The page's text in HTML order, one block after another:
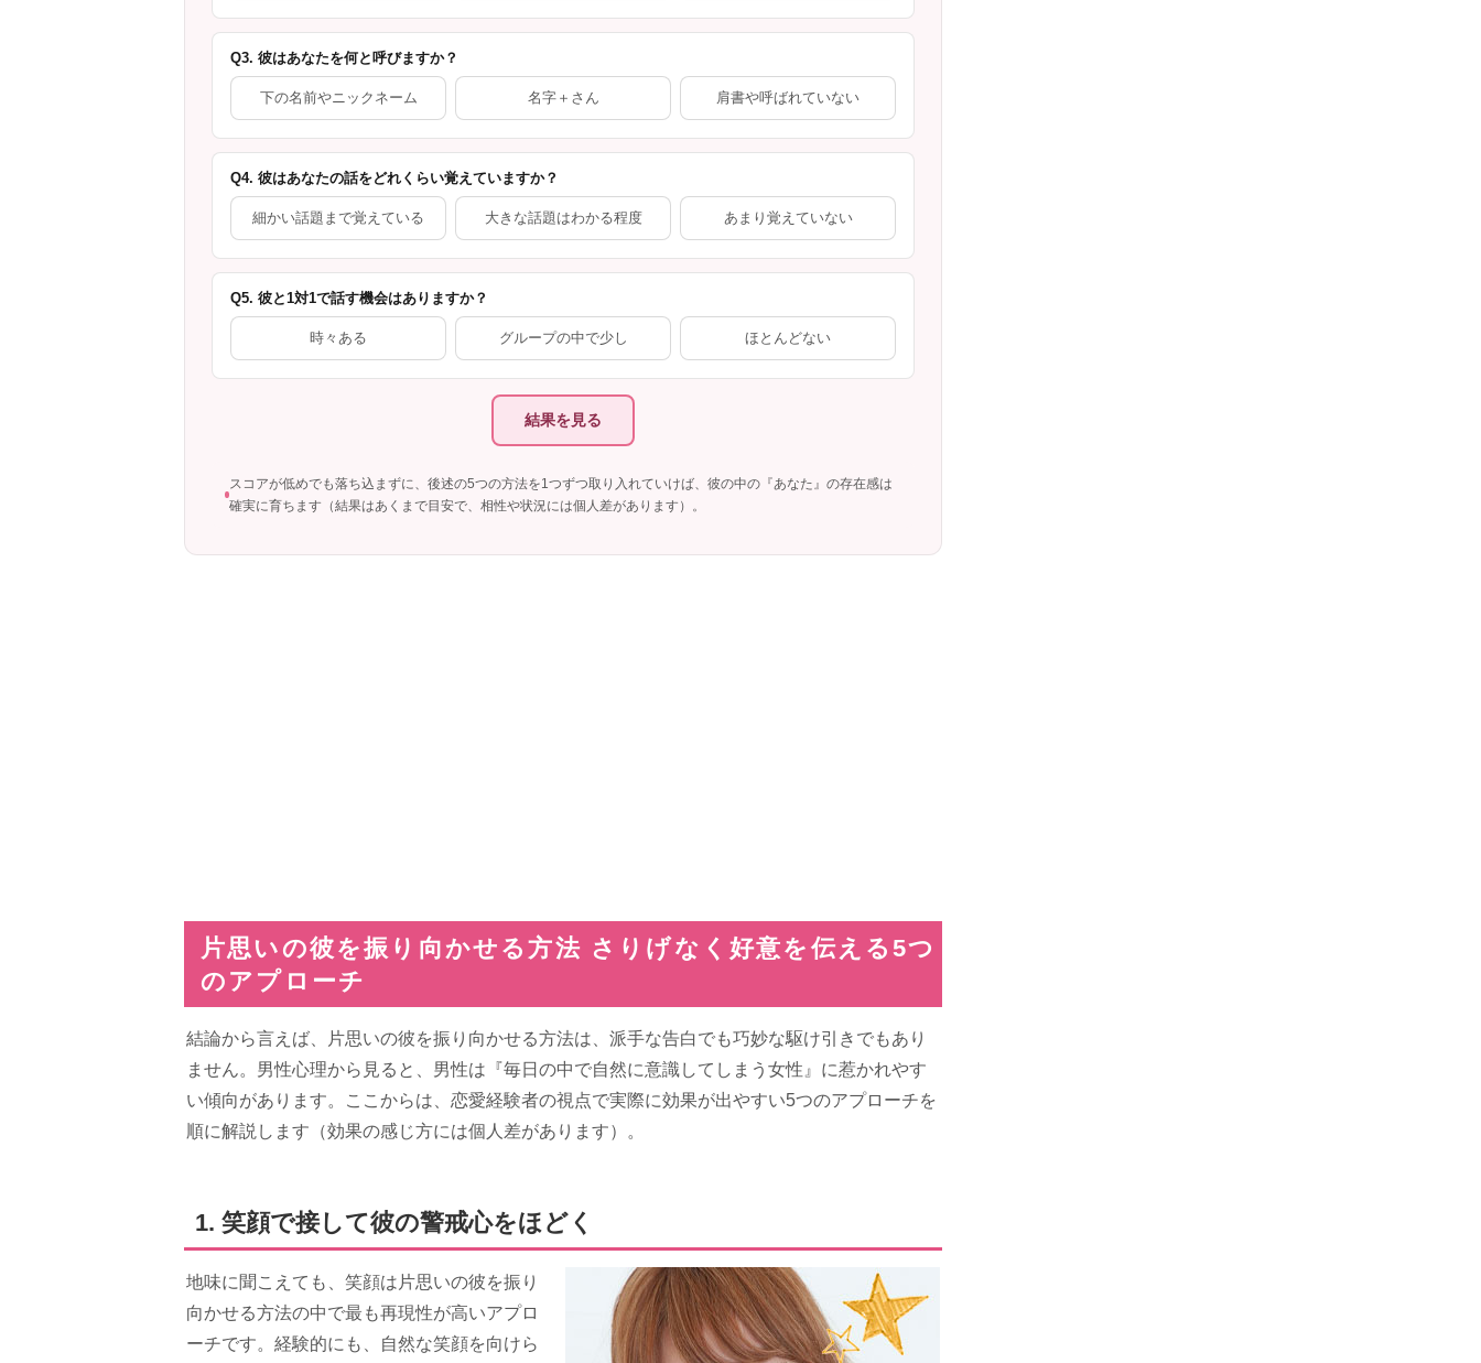
Q3. 彼はあなたを何と呼びますか？
下の名前やニックネーム 名字＋さん 肩書や呼ばれていない
Q4. 彼はあなたの話をどれくらい覚えていますか？
細かい話題まで覚えている 大きな話題はわかる程度 あまり覚えていない
Q5. 彼と1対1で話す機会はありますか？
時々ある グループの中で少し ほとんどない
結果を見る
スコアが低めでも落ち込まずに、後述の5つの方法を1つずつ取り入れていけば、彼の中の『あなた』の存在感は
確実に育ちます（結果はあくまで目安で、相性や状況には個人差があります）。
片思いの彼を振り向かせる方法 さりげなく好意を伝える5つ
のアプローチ
結論から言えば、片思いの彼を振り向かせる方法は、派手な告白でも巧妙な駆け引きでもあり
ません。男性心理から見ると、男性は『毎日の中で自然に意識してしまう女性』に惹かれやす
い傾向があります。ここからは、恋愛経験者の視点で実際に効果が出やすい5つのアプローチを
順に解説します（効果の感じ方には個人差があります）。
1. 笑顔で接して彼の警戒心をほどく
地味に聞こえても、笑顔は片思いの彼を振り
向かせる方法の中で最も再現性が高いアプロ
ーチです。経験的にも、自然な笑顔を向けら